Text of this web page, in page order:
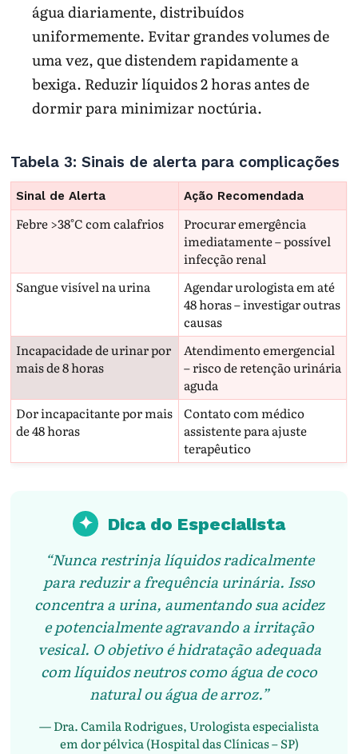
água diariamente, distribuídos
uniformemente. Evitar grandes volumes de
uma vez, que distendem rapidamente a
bexiga. Reduzir líquidos 2 horas antes de
dormir para minimizar noctúria.
Tabela 3: Sinais de alerta para complicações
Sinal de Alerta Ação Recomendada
Febre >38°C com calafrios
Procurar emergência
imediatamente – possível
infecção renal
Sangue visível na urina
Agendar urologista em até
48 horas – investigar outras
causas
Incapacidade de urinar por
mais de 8 horas
Atendimento emergencial
– risco de retenção urinária
aguda
Dor incapacitante por mais
de 48 horas
Contato com médico
assistente para ajuste
terapêutico
✦ Dica do Especialista
“Nunca restrinja líquidos radicalmente
para reduzir a frequência urinária. Isso
concentra a urina, aumentando sua acidez
e potencialmente agravando a irritação
vesical. O objetivo é hidratação adequada
com líquidos neutros como água de coco
natural ou água de arroz.”
— Dra. Camila Rodrigues, Urologista especialista
em dor pélvica (Hospital das Clínicas – SP)